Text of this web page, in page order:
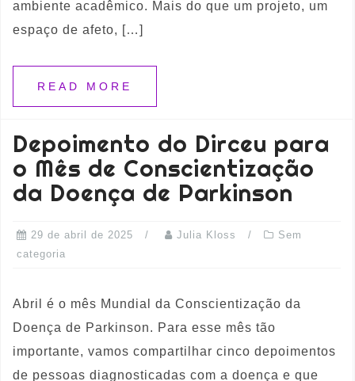
ambiente acadêmico. Mais do que um projeto, um
espaço de afeto, […]
READ MORE
Depoimento do Dirceu para
o Mês de Conscientização
da Doença de Parkinson
29 de abril de 2025 Julia Kloss
Sem
categoria
Abril é o mês Mundial da Conscientização da
Doença de Parkinson. Para esse mês tão
importante, vamos compartilhar cinco depoimentos
de pessoas diagnosticadas com a doença e que